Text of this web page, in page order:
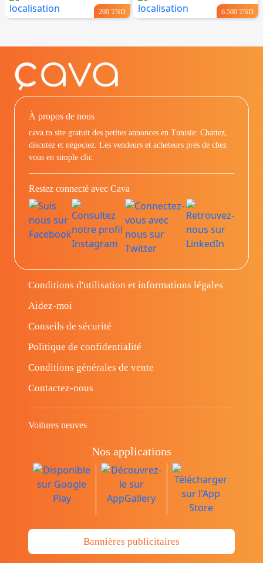
200 TND 6.500 TND
À propos de nous
cava.tn site gratuit des petites annonces en Tunisie: Chattez,
discutez et négociez. Les vendeurs et acheteurs prés de chez
vous en simple clic.
Restez connecté avec Cava
Conditions d'utilisation et informations légales
Aidez-moi
Conseils de sécurité
Politique de confidentialité
Conditions générales de vente
Contactez-nous
Voitures neuves
Nos applications
Bannières publicitaires